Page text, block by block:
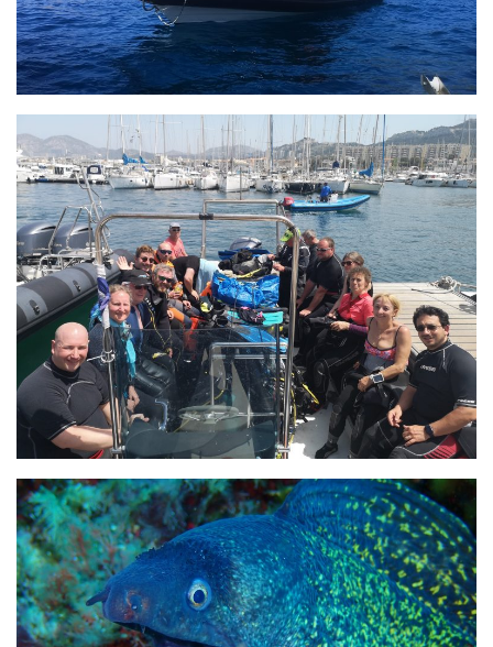
Résultats Compétitions
MATERIEL
Section Matériel
Occasions